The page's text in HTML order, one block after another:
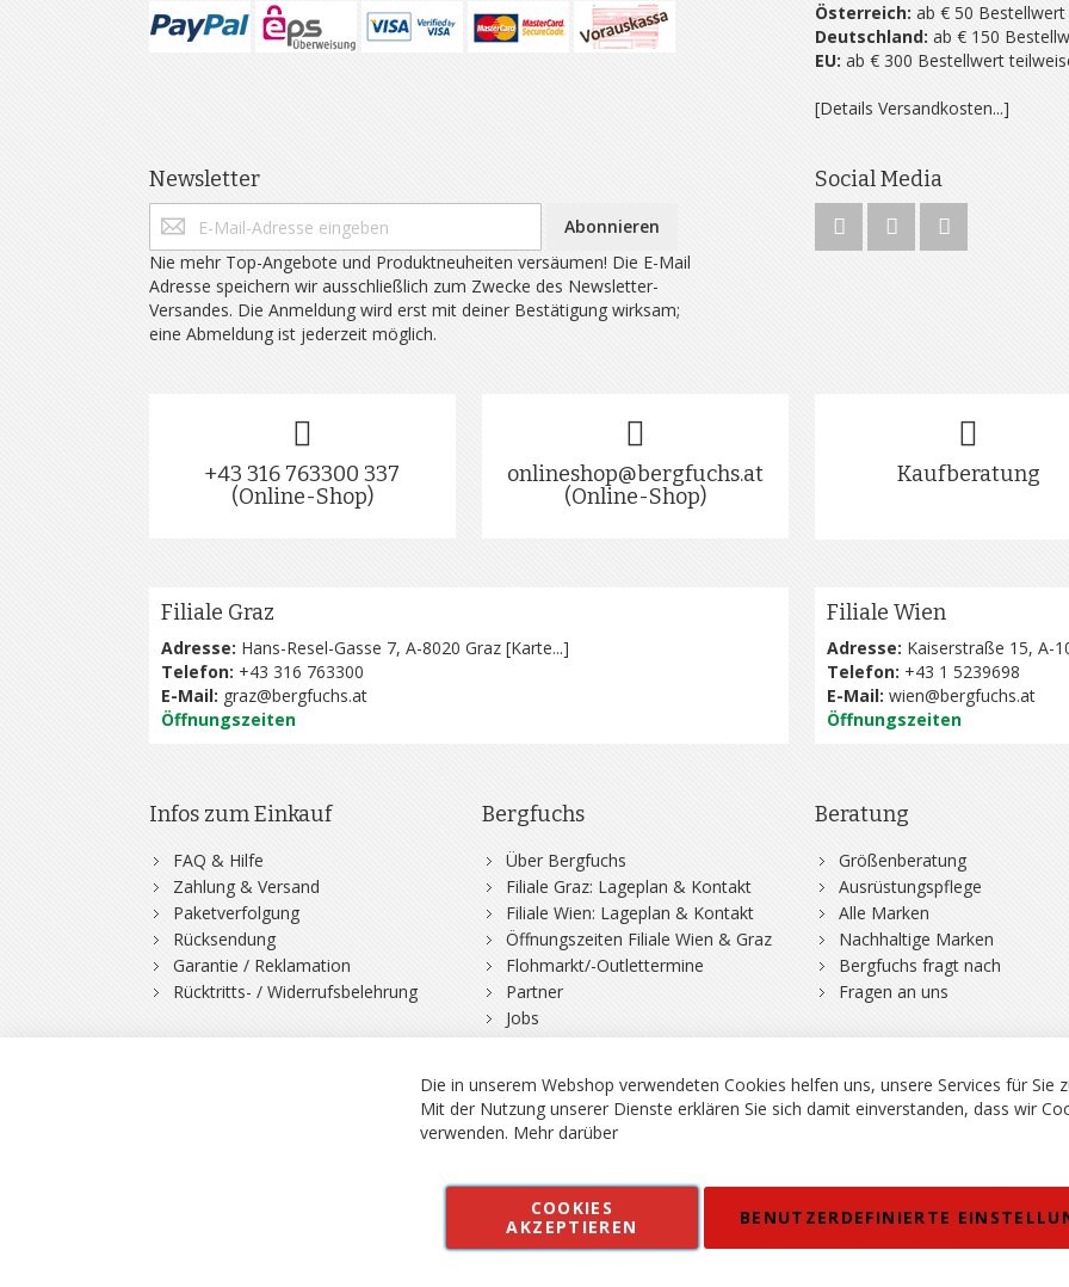
Österreich: ab € 50
Deutschland: ab € 150
EU: ab € 300 Bestellwert
[Details Versandkosten...]
Newsletter
Abonnieren
Nie mehr Top-Angebote und Produktneuheiten versäumen! Die E-Mail
Adresse speichern wir ausschließlich zum Zwecke des Newsletter-
Versandes. Die Anmeldung wird erst mit deiner Bestätigung wirksam;
eine Abmeldung ist jederzeit möglich.
Social Media
+43 316 763300 337
(Online-Shop)
onlineshop@bergfuchs.at
(Online-Shop)
Kaufberatung
Filiale Graz
Adresse: Hans-Resel-Gasse 7, A-8020 Graz [Karte...]
Telefon: +43 316 763300
E-Mail: graz@bergfuchs.at
Öffnungszeiten
Filiale Wien
Adresse: Kaiserstraße 15, A-
Telefon: +43 1 5239698
E-Mail: wien@bergfuchs.at
Öffnungszeiten
Infos zum Einkauf
FAQ & Hilfe
Zahlung & Versand
Paketverfolgung
Rücksendung
Garantie / Reklamation
Rücktritts- / Widerrufsbelehrung
Bergfuchs
Über Bergfuchs
Filiale Graz: Lageplan & Kontakt
Filiale Wien: Lageplan & Kontakt
Öffnungszeiten Filiale Wien & Graz
Flohmarkt/-Outlettermine
Partner
Jobs
Beratung
Größenberatung
Ausrüstungspflege
Alle Marken
Nachhaltige Marken
Bergfuchs fragt nach
Fragen an uns
Vertrag widerrufen Kontakt AGB Datenschutz
Alle Preise inkl. MWSt. in EUR, Angebot solange Vorrat reicht. Fehler, Irrtümer und
Die in unserem Webshop verwendeten Cookies helfen uns, unsere Services für Sie
Mit der Nutzung unserer Dienste erklären Sie sich damit einverstanden, dass wir
verwenden. Mehr darüber
COOKIES
AKZEPTIEREN
BENUTZERDEFINIERTE